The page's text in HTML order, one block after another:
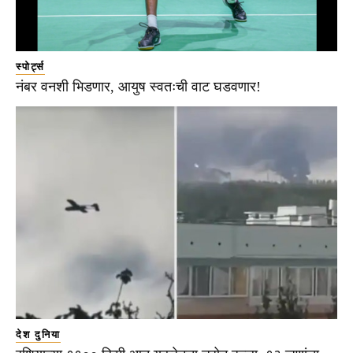
स्पोर्ट्स
नंबर वनशी भिडणार, आयुष स्वतःची वाट घडवणार!
देश दुनिया